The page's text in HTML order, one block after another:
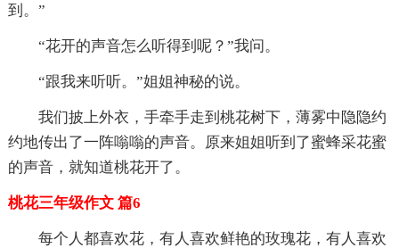
到。”
“花开的声音怎么听得到呢？”我问。
“跟我来听听。”姐姐神秘的说。
我们披上外衣，手牵手走到桃花树下，薄雾中隐隐约
约地传出了一阵嗡嗡的声音。原来姐姐听到了蜜蜂采花蜜
的声音，就知道桃花开了。
桃花三年级作文 篇6
每个人都喜欢花，有人喜欢鲜艳的玫瑰花，有人喜欢